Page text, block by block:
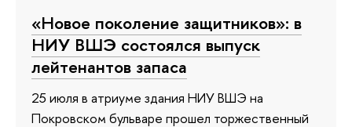
«Новое поколение защитников»: в
НИУ ВШЭ состоялся выпуск
лейтенантов запаса
25 июля в атриуме здания НИУ ВШЭ на
Покровском бульваре прошел торжественный